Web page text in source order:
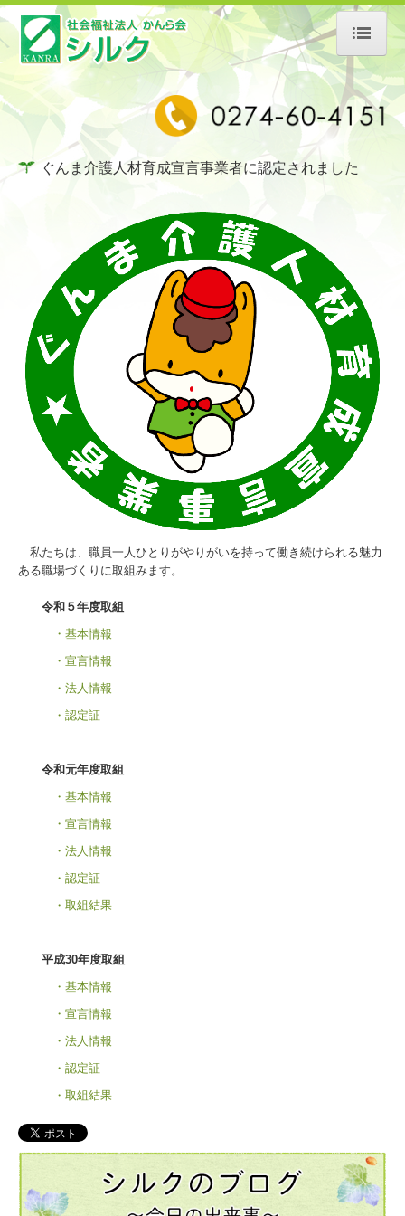
トップページ
方針・理念
施設紹介
よくある質問
採用・募集
特別養護老人ホーム
地域密着型特別養護老人ホーム
ショートステイ
デイサービス
居宅介護支援事業所
年間行事
プライバシーポリシー
ぐんま介護人材育成宣言事業者に認定されました
私たちは、職員一人ひとりがやりがいを持って働き続けられる魅力
ある職場づくりに取組みます。
令和５年度取組
・基本情報
・宣言情報
・法人情報
・認定証
令和元年度取組
・基本情報
・宣言情報
・法人情報
・認定証
・取組結果
平成30年度取組
・基本情報
・宣言情報
・法人情報
・認定証
・取組結果